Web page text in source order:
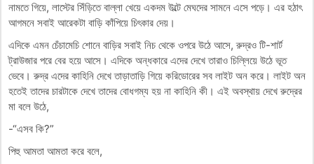
নামতে গিয়ে, লাস্টের সিঁড়িতে বাল্লা খেয়ে একদম উল্টে মেঘদের সামনে এসে পড়ে। এর হঠাৎ
আগমনে সবাই আরেকটা বাড়ি কাঁপিয়ে চিৎকার দেয়।
এদিকে এমন চেঁচামেচি শোনে বাড়ির সবাই নিচ থেকে ওপরে উঠে আসে, রুদ্রও টি-শার্ট
ট্রাউজার পরে বের হয়ে আসে। এদিকে অন্ধকারে এদের দেখে তারাও চিল্লিয়ে উঠে ভূত
ভেবে। রুদ্র এদের কাহিনি দেখে তাড়াতাড়ি গিয়ে করিডোরের সব লাইট অন করে। লাইট অন
হতেই তাদের চারটাকে দেখে তাদের বোধগম্য হয় না কাহিনি কী। এই অবস্থায় দেখে রুদ্রের
মা বলে উঠে,
-“এসব কি?”
পিহু আমতা আমতা করে বলে,